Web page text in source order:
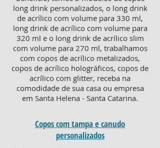
long drink personalizados, o long drink
de acrílico com volume para 330 ml,
long drink de acrílico com volume para
320 ml e o long drink de acrílico slim
com volume para 270 ml, trabalhamos
com copos de acrílico metalizados,
copos de acrílico holográficos, copos de
acrílico com glitter, receba na
comodidade de sua casa ou empresa
em Santa Helena - Santa Catarina.
Copos com tampa e canudo
personalizados